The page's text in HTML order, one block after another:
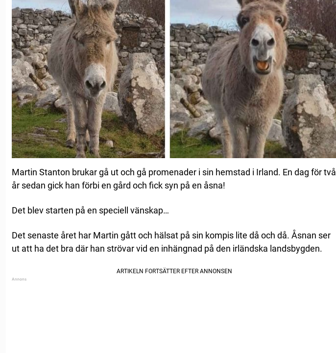
Martin Stanton brukar gå ut och gå promenader i sin hemstad i Irland. En dag för två
år sedan gick han förbi en gård och fick syn på en åsna!
Det blev starten på en speciell vänskap…
Det senaste året har Martin gått och hälsat på sin kompis lite då och då. Åsnan ser
ut att ha det bra där han strövar vid en inhängnad på den irländska landsbygden.